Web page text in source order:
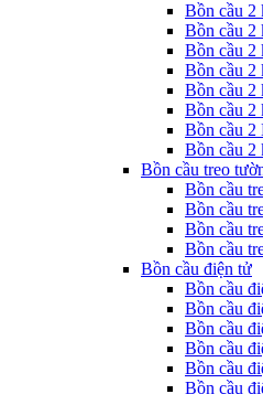
Bồn cầu 2
Bồn cầu 2
Bồn cầu 2
Bồn cầu 2
Bồn cầu 2
Bồn cầu 2
Bồn cầu 2
Bồn cầu 2
Bồn cầu treo
Bồn cầu
Bồn cầu
Bồn cầu
Bồn cầu
Bồn cầu điện tử
Bồn cầu
Bồn cầu
Bồn cầu
Bồn cầu
Bồn cầu
Bồn cầu